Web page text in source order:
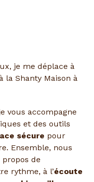
je me déplace à
la Shanty Maison à
vous accompagne
et des outils
sécure pour
Ensemble, nous
de
rythme, à l’écoute